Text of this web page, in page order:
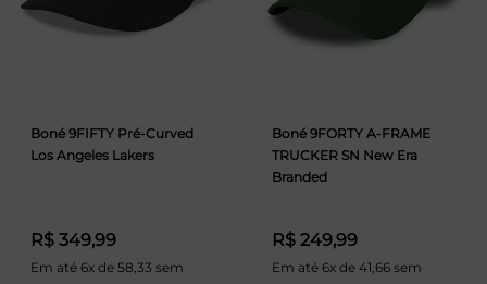
Boné 9FIFTY Pré-Curved
Los Angeles Lakers
R$ 349,99
Em até 6x de 58,33 sem
Boné 9FORTY A-FRAME
TRUCKER SN New Era
Branded
R$ 249,99
Em até 6x de 41,66 sem